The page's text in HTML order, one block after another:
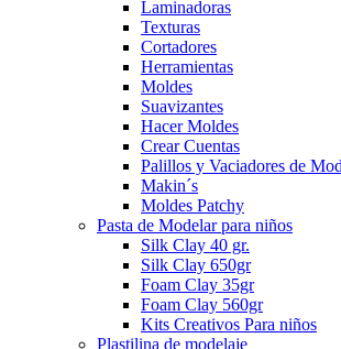
Laminadoras
Texturas
Cortadores
Herramientas
Moldes
Suavizantes
Hacer Moldes
Crear Cuentas
Palillos y Vaciadores de
Makin´s
Moldes Patchy
Pasta de Modelar para niños
Silk Clay 40 gr.
Silk Clay 650gr
Foam Clay 35gr
Foam Clay 560gr
Kits Creativos Para niños
Plastilina de modelaje